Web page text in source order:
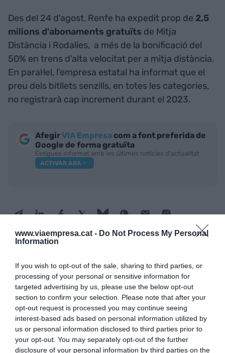
www.viaempresa.cat - Do Not Process My Personal
Information
If you wish to opt-out of the sale, sharing to third parties, or
processing of your personal or sensitive information for
targeted advertising by us, please use the below opt-out
section to confirm your selection. Please note that after your
opt-out request is processed you may continue seeing
interest-based ads based on personal information utilized by
us or personal information disclosed to third parties prior to
your opt-out. You may separately opt-out of the further
disclosure of your personal information by third parties on the
Des del 24 d'agost, Renfe ha expedit prop de 2,5
milions d'abonaments gratuïts de Mitja
Distància i Rodalies, a més de la bonificació del
50% en trens d'alta velocitat per a mitja distància.
En paral·lel, l’empresa estatal ha informat que el
preu dels bitllets senzills, en totes les categories,
no registrarà cap increment durant el 2023.
AfegirVIA Empresa com a font preferida de
Google de forma gratuïta
Estigues informat amb les últimes notícies d'actualitat
ACTIVAR ARA
RELACIONADES